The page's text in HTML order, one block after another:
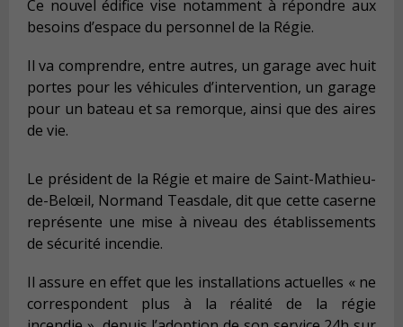
Ce nouvel édifice vise notamment à répondre aux
besoins d’espace du personnel de la Régie.
Il va comprendre, entre autres, un garage avec huit
portes pour les véhicules d’intervention, un garage
pour un bateau et sa remorque, ainsi que des aires
de vie.
Le président de la Régie et maire de Saint-Mathieu-
de-Belœil, Normand Teasdale, dit que cette caserne
représente une mise à niveau des établissements
de sécurité incendie.
Il assure en effet que les installations actuelles « ne
correspondent plus à la réalité de la régie